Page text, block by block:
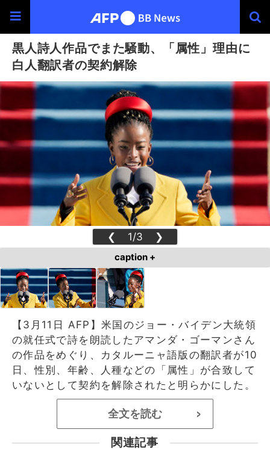
黒人詩人作品でまた騒動、「属性」理由に
白人翻訳者の契約解除
❮ 1/3 ❯
caption +
【3月11日 AFP】米国のジョー・バイデン大統領
の就任式で詩を朗読したアマンダ・ゴーマンさん
の作品をめぐり、カタルーニャ語版の翻訳者が10
日、性別、年齢、人種などの「属性」が合致して
いないとして契約を解除されたと明らかにした。
全文を読む >
関連記事